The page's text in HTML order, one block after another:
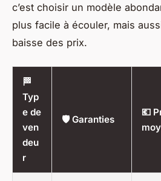
c’est choisir un modèle
plus facile à écouler, mais
baisse des prix.
🏁
Typ
e de
ven
deu
r
🛡️ Garanties
💶